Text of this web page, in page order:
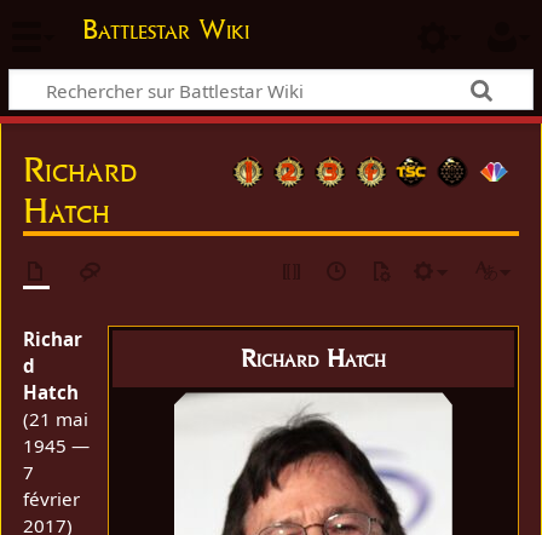
Battlestar Wiki
Richard
Hatch
Richard Hatch
Richar
d
Hatch
(21 mai
1945 —
7
février
2017)